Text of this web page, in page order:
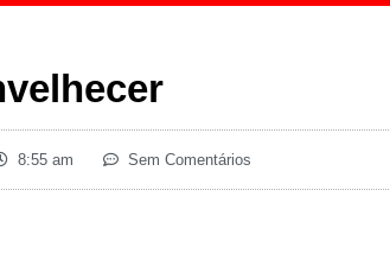
8:55 am Sem Comentários